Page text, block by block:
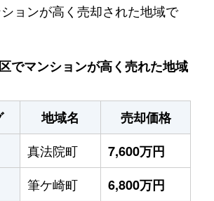
ョンが高く売却された地域で
でマンションが高く売れた地域
地域名
売却価格
真法院町
7,600万円
筆ケ崎町
6,800万円